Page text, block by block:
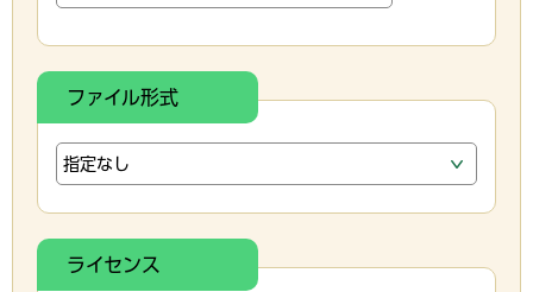
ファイル形式
ライセンス